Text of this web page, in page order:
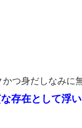
つ身だしなみに
存在として浮い